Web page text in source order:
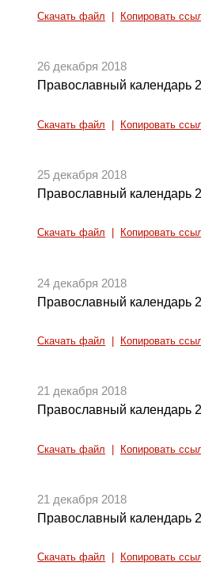
Скачать файл Копировать
26 декабря 2018
Православный календарь
Скачать файл Копировать
25 декабря 2018
Православный календарь
Скачать файл Копировать
24 декабря 2018
Православный календарь
Скачать файл Копировать
21 декабря 2018
Православный календарь
Скачать файл Копировать
21 декабря 2018
Православный календарь
Скачать файл Копировать